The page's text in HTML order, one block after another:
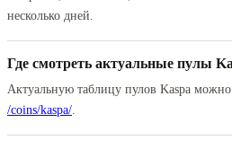
несколько дней.
Где смотреть актуальные пулы
Актуальную таблицу пулов Kaspa можно
/coins/kaspa/